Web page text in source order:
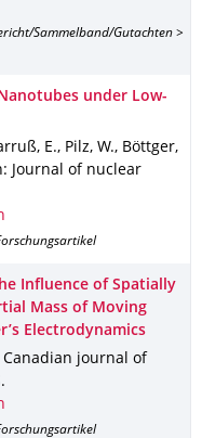
Sammelband/Gutachten >
under Low-
E., Pilz, W., Böttger,
Journal of nuclear
Influence of Spatially
Mass of Moving
Electrodynamics
Canadian journal of